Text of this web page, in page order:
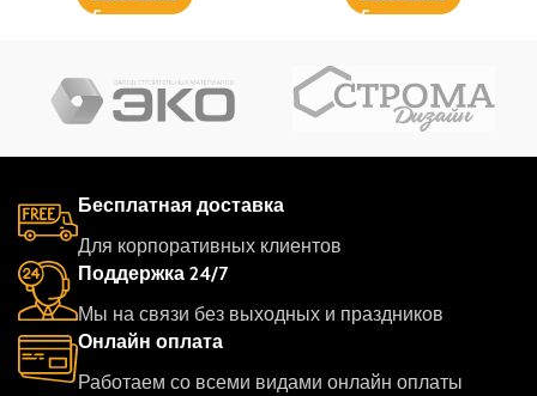
Бесплатная доставка
Для корпоративных клиентов
Поддержка 24/7
Мы на связи без выходных и праздников
Онлайн оплата
Работаем со всеми видами онлайн оплаты